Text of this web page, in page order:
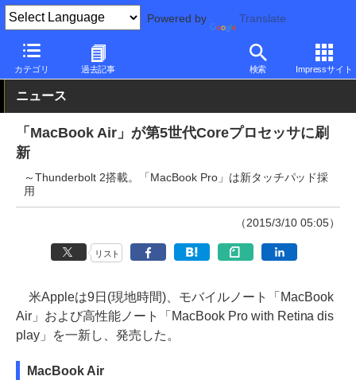
Powered by Translate
カテゴリ 過去記事 検索 Impressサイト
PC Watch パソコン/タブレット/スマートフォン ノートパソコン
ニュース
「MacBook Air」が第5世代Coreプロセッサに刷
新
～Thunderbolt 2搭載。「MacBook Pro」は新タッチパッド採
用
（2015/3/10 05:05）
リスト
米Appleは9日(現地時間)、モバイルノート「MacBook
Air」および高性能ノート「MacBook Pro with Retina dis
play」を一新し、発売した。
MacBook Air